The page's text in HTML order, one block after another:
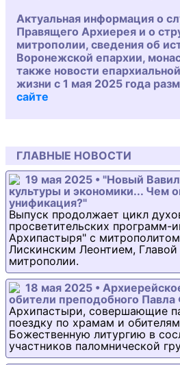
Актуальная информация о
Правящего Архиерея и о
митрополии, сведения об
Воронежской епархии,
также новости
жизни с 1 мая 2025 года
сайте
ГЛАВНЫЕ НОВОСТИ
19 мая 2025 • "Новый
культуры и экономики... Чем
унификация?"
Выпуск продолжает цикл
просветительских программ-
Архипастыря" с
Лискинским Леонтием,
митрополии.
18 мая 2025 •
обители преподобного Павла
Архипастыри, совершающие
поездку по храмам и
Божественную литургию в
участников паломнической